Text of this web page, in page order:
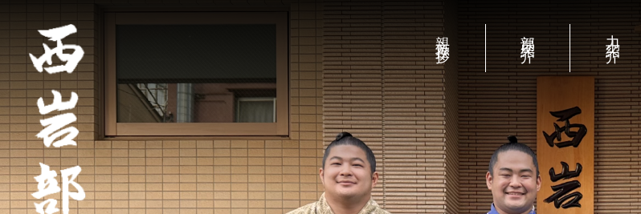
力士紹介
部屋紹介
親方挨拶
部屋紹介 力士紹介 後援会 新弟子募集